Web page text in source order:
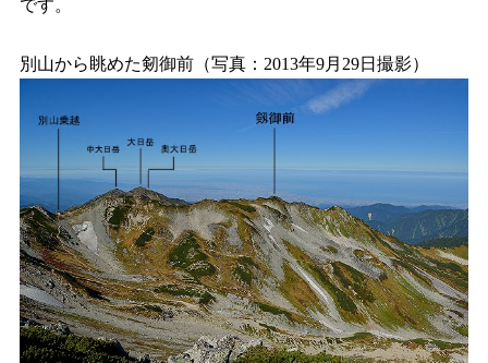
です。
別山から眺めた剱御前（写真：2013年9月29日撮影）